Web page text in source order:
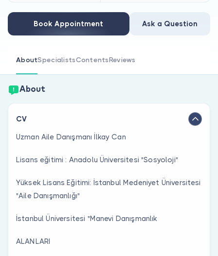
For Patients
For Doctors
Are you a doctor?
Book Appointment Ask a Question
AboutSpecialistsContentsReviews
About
CV
Uzman Aile Danışmanı İlkay Can
Lisans eğitimi : Anadolu Üniversitesi "Sosyoloji"
Yüksek Lisans Eğitimi: İstanbul Medeniyet Üniversitesi
"Aile Danışmanlığı"
İstanbul Üniversitesi "Manevi Danışmanlık
ALANLARI